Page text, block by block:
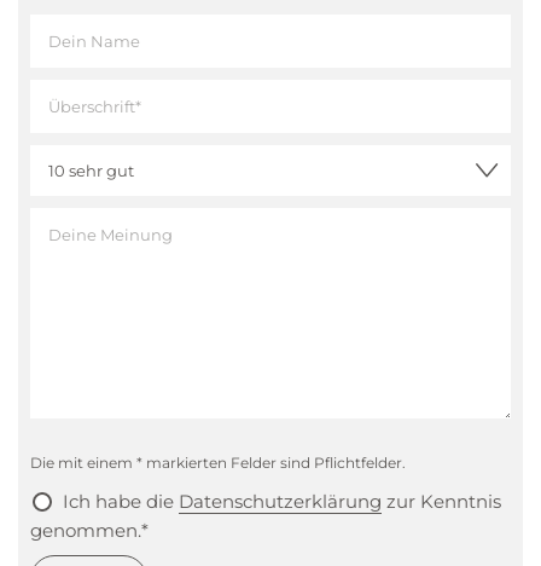
Die mit einem * markierten Felder sind Pflichtfelder.
Ich habe die Datenschutzerklärung zur Kenntnis
genommen.*